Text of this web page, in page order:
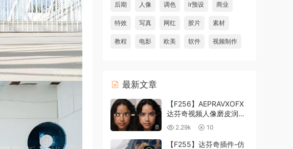
后期 人像 调色 lr预设 商业
特效 写真 网红 胶片 素材
教程 电影 欧美 软件 视频制作
最新文章
【F256】AEPRAVXOFX
达芬奇视频人像磨皮润肤
美颜插件 Beauty Box
V6.0.3 Win
2.29k 10
【F255】达芬奇插件-仿